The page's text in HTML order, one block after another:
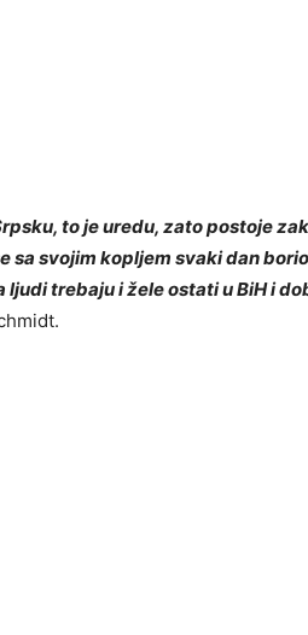
to je uredu, zato postoje
sa svojim kopljem svaki dan
ljudi trebaju i žele ostati u BiH i